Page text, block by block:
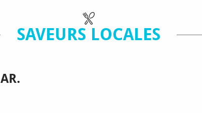
SAVEURS LOCALES